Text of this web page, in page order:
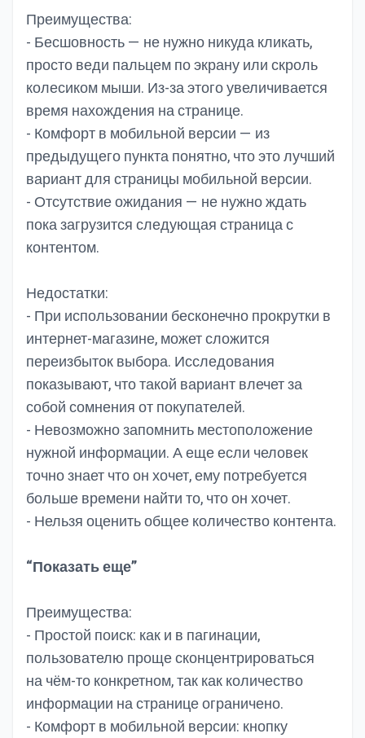
Преимущества:
- Бесшовность — не нужно никуда кликать,
просто веди пальцем по экрану или скроль
колесиком мыши. Из-за этого увеличивается
время нахождения на странице.
- Комфорт в мобильной версии — из
предыдущего пункта понятно, что это лучший
вариант для страницы мобильной версии.
- Отсутствие ожидания — не нужно ждать
пока загрузится следующая страница с
контентом.
Недостатки:
- При использовании бесконечно прокрутки в
интернет-магазине, может сложится
переизбыток выбора. Исследования
показывают, что такой вариант влечет за
собой сомнения от покупателей.
- Невозможно запомнить местоположение
нужной информации. А еще если человек
точно знает что он хочет, ему потребуется
больше времени найти то, что он хочет.
- Нельзя оценить общее количество контента.
“Показать еще”
Преимущества:
- Простой поиск: как и в пагинации,
пользователю проще сконцентрироваться
на чём-то конкретном, так как количество
информации на странице ограничено.
- Комфорт в мобильной версии: кнопку